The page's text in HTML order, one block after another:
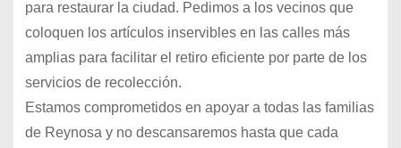
para restaurar la ciudad. Pedimos a los vecinos que
coloquen los artículos inservibles en las calles más
amplias para facilitar el retiro eficiente por parte de los
servicios de recolección.
Estamos comprometidos en apoyar a todas las familias
de Reynosa y no descansaremos hasta que cada